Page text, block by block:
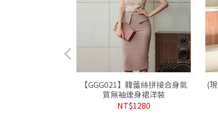
【GGG021】韓蕾絲拼接合身氣
質無袖連身裙洋裝
NT$1280
(